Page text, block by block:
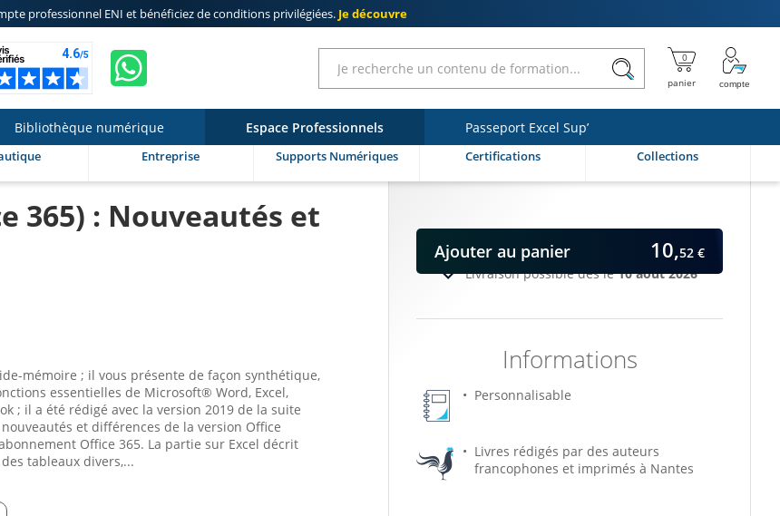
professionnel ENI et bénéficiez deconditions privilégiées. Je découvre
Bibliothèque numérique Espace Professionnels Passeport Excel Sup’
Entreprise Supports Numériques Certifications Collections
365) : Nouveautés et
Informations
Livraison possible dès le10 août 2026
Personnalisable
Livres rédigés par des auteurs
francophones et imprimés à Nantes
Ajouter au panier 10,52 €
mémoire ; il vous présente de façon synthétique,
essentielles de Microsoft® Word, Excel,
; il a été rédigé avec la version 2019 de la suite
et différences de la version Office
Office 365. La partie sur Excel décrit
tableaux divers,...